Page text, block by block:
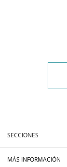
SECCIONES
MÁS INFORMACIÓN